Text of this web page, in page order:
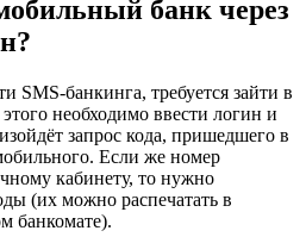
банк через
SMS-банкинга, требуется зайти в
необходимо ввести логин и
запрос кода, пришедшего в
Если же номер
кабинету, то нужно
(их можно распечатать в
банкомате).